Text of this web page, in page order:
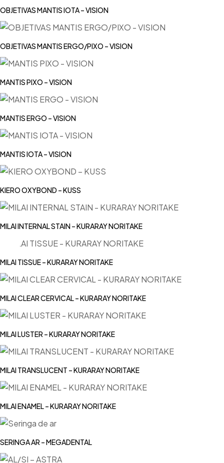
OBJETIVAS MANTIS IOTA – VISION
OBJETIVAS MANTIS ERGO/PIXO – VISION
MANTIS PIXO – VISION
MANTIS ERGO – VISION
MANTIS IOTA – VISION
KIERO OXYBOND – KUSS
MILAI INTERNAL STAIN – KURARAY NORITAKE
MILAI TISSUE – KURARAY NORITAKE
MILAI CLEAR CERVICAL – KURARAY NORITAKE
MILAI LUSTER – KURARAY NORITAKE
MILAI TRANSLUCENT – KURARAY NORITAKE
MILAI ENAMEL – KURARAY NORITAKE
SERINGA AR – MEGADENTAL